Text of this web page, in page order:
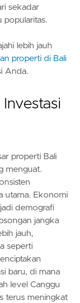
sekadar
popularitas.
lebih jauh
properti di Bali
Anda.
properti Bali
menguat.
utama. Ekonomi
demografi
jangka
jauh,
seperti
baru, di mana
level Canggu
terus meningkat